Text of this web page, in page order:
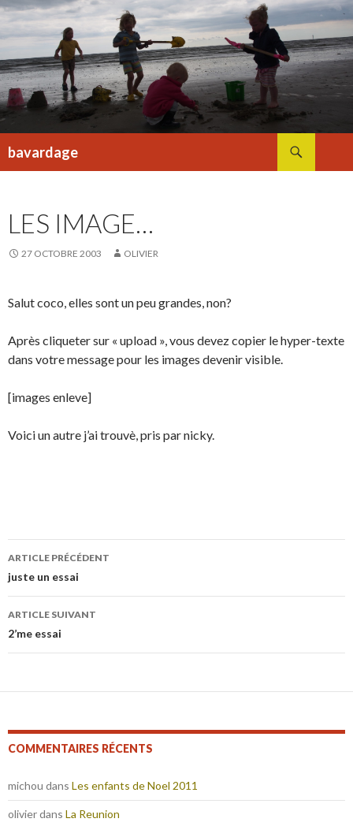
bavardage
LES IMAGE…
27 OCTOBRE 2003 OLIVIER
Salut coco, elles sont un peu grandes, non?
Après cliqueter sur « upload », vous devez copier le hyper-texte
dans votre message pour les images devenir visible.
[images enleve]
Voici un autre j’ai trouvè, pris par nicky.
Navigation
des
articles
ARTICLE PRÉCÉDENT
juste un essai
ARTICLE SUIVANT
2’me essai
COMMENTAIRES RÉCENTS
michou dans Les enfants de Noel 2011
olivierdans La Reunion